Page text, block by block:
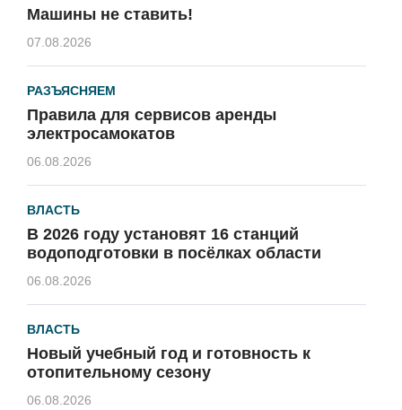
Машины не ставить!
07.08.2026
РАЗЪЯСНЯЕМ
Правила для сервисов аренды
электросамокатов
06.08.2026
ВЛАСТЬ
В 2026 году установят 16 станций
водоподготовки в посёлках области
06.08.2026
ВЛАСТЬ
Новый учебный год и готовность к
отопительному сезону
06.08.2026